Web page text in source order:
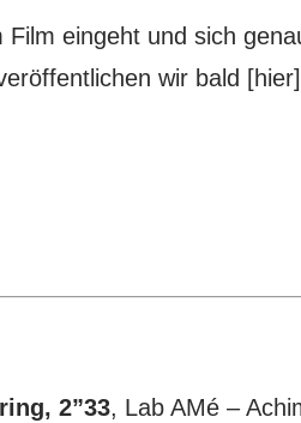
eingeht und sich
wir bald
2”33, Lab AMé –